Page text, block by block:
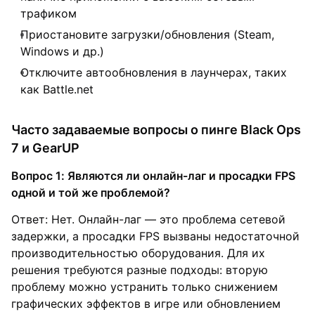
трафиком
Приостановите загрузки/обновления (Steam,
Windows и др.)
Отключите автообновления в лаунчерах, таких
как Battle.net
Часто задаваемые вопросы о пинге Black Ops
7 и GearUP
Вопрос 1: Являются ли онлайн-лаг и просадки FPS
одной и той же проблемой?
Ответ: Нет. Онлайн-лаг — это проблема сетевой
задержки, а просадки FPS вызваны недостаточной
производительностью оборудования. Для их
решения требуются разные подходы: вторую
проблему можно устранить только снижением
графических эффектов в игре или обновлением